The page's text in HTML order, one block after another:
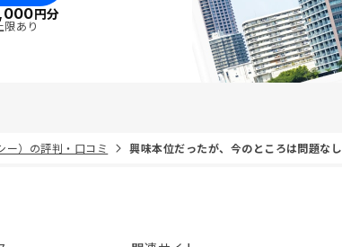
円分
あり
ー）の評判・口コミ 興味本位だったが、今のところは問題なし